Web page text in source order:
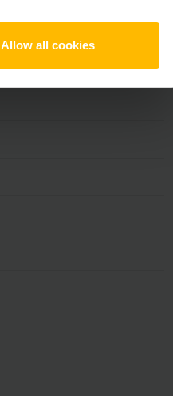
Allow all cookies